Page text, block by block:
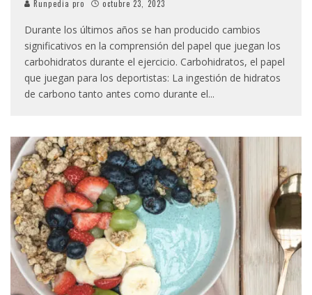
Runpedia pro octubre 23, 2023
Durante los últimos años se han producido cambios
significativos en la comprensión del papel que juegan los
carbohidratos durante el ejercicio. Carbohidratos, el papel
que juegan para los deportistas: La ingestión de hidratos
de carbono tanto antes como durante el...